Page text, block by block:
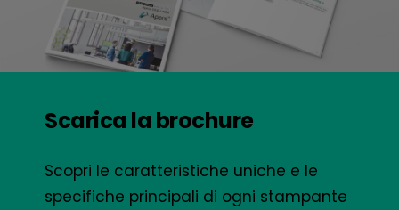
Scarica la brochure
Scopri le caratteristiche uniche e le
specifiche principali di ogni stampante